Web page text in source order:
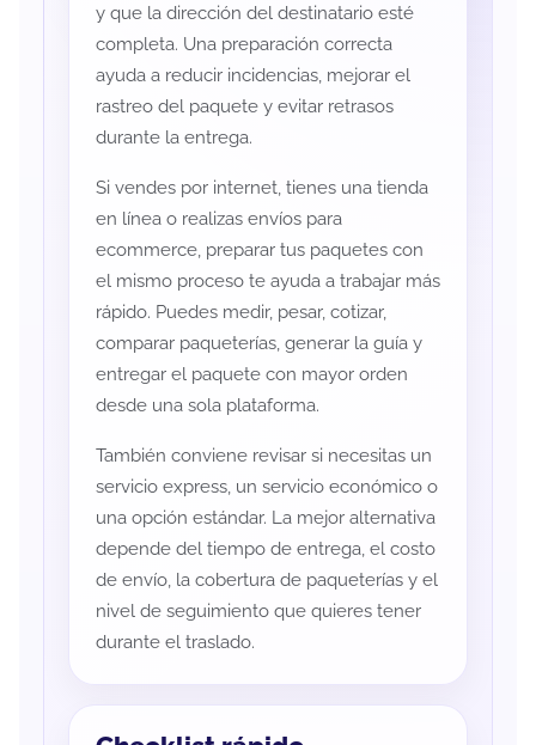
y que la dirección del destinatario esté
completa. Una preparación correcta
ayuda a reducir incidencias, mejorar el
rastreo del paquete y evitar retrasos
durante la entrega.
Si vendes por internet, tienes una tienda
en línea o realizas envíos para
ecommerce, preparar tus paquetes con
el mismo proceso te ayuda a trabajar más
rápido. Puedes medir, pesar, cotizar,
comparar paqueterías, generar la guía y
entregar el paquete con mayor orden
desde una sola plataforma.
También conviene revisar si necesitas un
servicio express, un servicio económico o
una opción estándar. La mejor alternativa
depende del tiempo de entrega, el costo
de envío, la cobertura de paqueterías y el
nivel de seguimiento que quieres tener
durante el traslado.